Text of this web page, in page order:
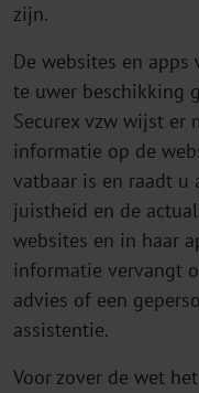
zijn.
De websites en
te uwer beschikking
Securex vzw wijst er
informatie op de
vatbaar is en raadt u
juistheid en de
websites en in haar
informatie vervangt
advies of een
assistentie.
Voor zover de wet